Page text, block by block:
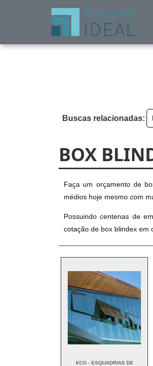
Buscas relacionadas:
BOX
Faça um orçamento de
médios hoje mesmo com
Possuindo centenas de
cotação de box blindex em
KCG - ESQUADRIAS DE